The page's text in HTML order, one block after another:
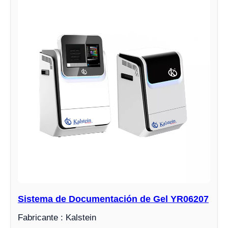
Sistema de Documentación de Gel YR06207
Fabricante : Kalstein